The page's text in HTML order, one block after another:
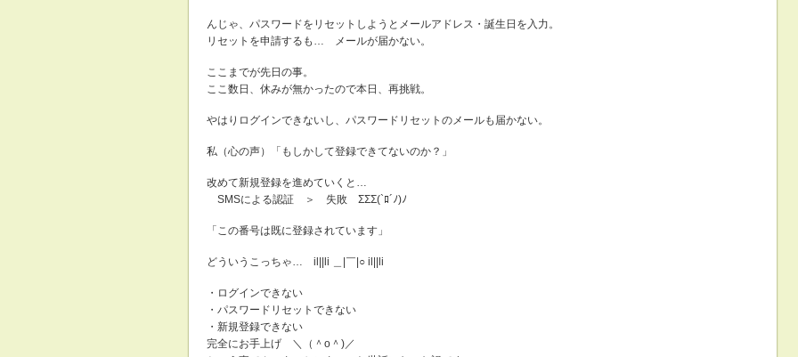
んじゃ、パスワードをリセットしようとメールアドレス・誕生日を入力。
リセットを申請するも… メールが届かない。
ここまでが先日の事。
ここ数日、休みが無かったので本日、再挑戦。
やはりログインできないし、パスワードリセットのメールも届かない。
私（心の声）「もしかして登録できてないのか？」
改めて新規登録を進めていくと…
SMSによる認証 ＞ 失敗 ΣΣΣ(`ﾛ´ﾉ)ﾉ
「この番号は既に登録されています」
どういうこっちゃ… il||li ＿|￣|○ il||li
・ログインできない
・パスワードリセットできない
・新規登録できない
完全にお手上げ ＼（＾o＾)／